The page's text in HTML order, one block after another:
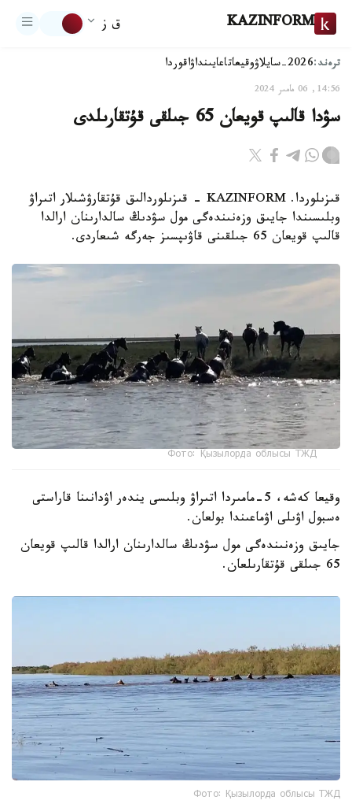
KAZINFORM ق ز
ترەند:2026-سايلاۋ وقيعاتاعايىنداۋاقوردا
14:56, 06 مامىر 2024
سۋدا قالىپ قويعان 65 جىلقى قۇتقارىلدى
قىزىلوردا. KAZINFORM - قىزىلوردالىق قۇتقارۋشىلار اتىراۋ
وبلىسىندا جايىق وزەنىندەگى مول سۋدىڭ سالدارىنان ارالدا
قالىپ قويعان 65 جىلقىنى قاۋىپسىز جەرگە شىعاردى.
Фото: Қызылорда облысы ТЖД
وقيعا كەشە، 5-مامىردا اتىراۋ وبلىسى يندەر اۋدانىنا قاراستى
ەسبول اۋىلى اۋماعىندا بولعان.
جايىق وزەنىندەگى مول سۋدىڭ سالدارىنان ارالدا قالىپ قويعان
65 جىلقى قۇتقارىلعان.
Фото: Қызылорда облысы ТЖД